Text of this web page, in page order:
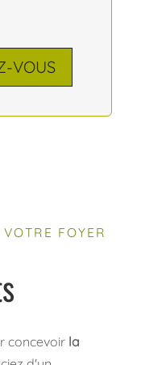
VOUS
FOYER
concevoir la